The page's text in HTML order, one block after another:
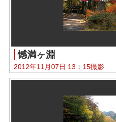
憾満ヶ淵
2012年11月07日 13：15撮影